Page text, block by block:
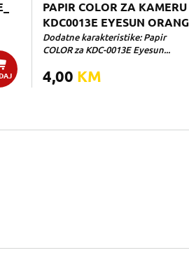
PAPIR COLOR ZA KAMERU
KDC0013E EYESUN
Dodatne karakteristike: Papir
COLOR za KDC-0013E Eyesun...
4,00 KM